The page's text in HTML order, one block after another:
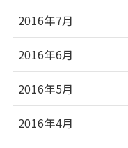
2016年7月
2016年6月
2016年5月
2016年4月